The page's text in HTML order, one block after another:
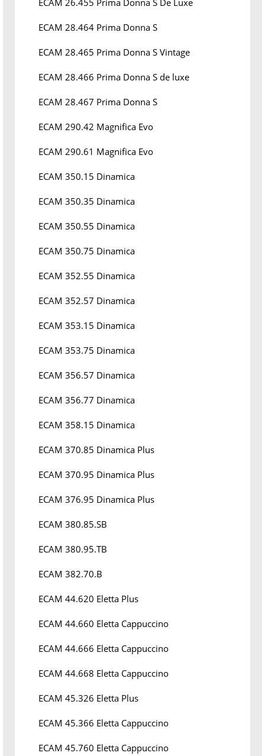
ECAM 26.455 Prima Donna S De Luxe
ECAM 28.464 Prima Donna S
ECAM 28.465 Prima Donna S Vintage
ECAM 28.466 Prima Donna S de luxe
ECAM 28.467 Prima Donna S
ECAM 290.42 Magnifica Evo
ECAM 290.61 Magnifica Evo
ECAM 350.15 Dinamica
ECAM 350.35 Dinamica
ECAM 350.55 Dinamica
ECAM 350.75 Dinamica
ECAM 352.55 Dinamica
ECAM 352.57 Dinamica
ECAM 353.15 Dinamica
ECAM 353.75 Dinamica
ECAM 356.57 Dinamica
ECAM 356.77 Dinamica
ECAM 358.15 Dinamica
ECAM 370.85 Dinamica Plus
ECAM 370.95 Dinamica Plus
ECAM 376.95 Dinamica Plus
ECAM 380.85.SB
ECAM 380.95.TB
ECAM 382.70.B
ECAM 44.620 Eletta Plus
ECAM 44.660 Eletta Cappuccino
ECAM 44.666 Eletta Cappuccino
ECAM 44.668 Eletta Cappuccino
ECAM 45.326 Eletta Plus
ECAM 45.366 Eletta Cappuccino
ECAM 45.760 Eletta Cappuccino